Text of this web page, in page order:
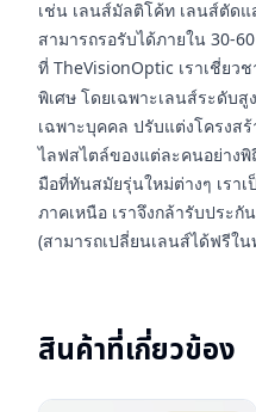
เช่น เลนส์มัลติโค้ท เลนส์ตัด
สามารถรอรับได้ภายใน 30-
ที่ TheVisionOptic เราเชี่ยว
พิเศษ โดยเฉพาะเลนส์ระดับ
เฉพาะบุคคล ปรับแต่งโครงส
ไลฟสไตล์ของแต่ละคนอย่างพิ
มือที่ทันสมัยรุ่นใหม่ต่างๆ เรา
ภาคเหนือ เราจึงกล้ารับประ
(สามารถเปลี่ยนเลนส์ได้ฟรีใ
สินค้าที่เกี่ยวข้อง